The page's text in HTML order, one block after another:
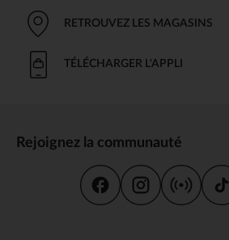
RETROUVEZ LES MAGASINS
TÉLÉCHARGER L'APPLI
Rejoignez la communauté